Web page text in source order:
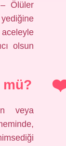
Ölüler
olsun
mü?
veya